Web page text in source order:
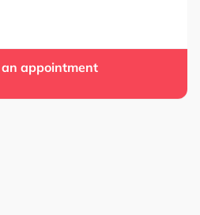
an appointment